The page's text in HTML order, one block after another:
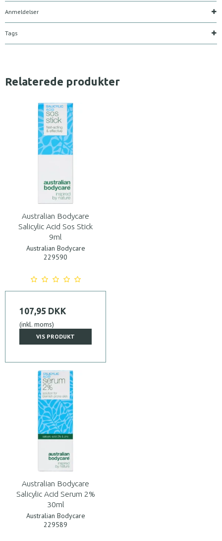
Anmeldelser
Tags
Relaterede produkter
Australian Bodycare
Salicylic Acid Sos Stick
9ml
Australian Bodycare
229590
107,95 DKK
(inkl. moms)
VIS PRODUKT
Australian Bodycare
Salicylic Acid Serum 2%
30ml
Australian Bodycare
229589